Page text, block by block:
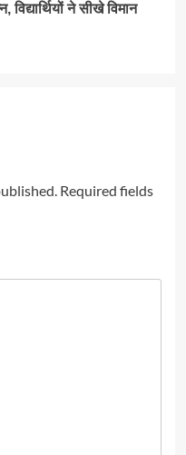
ने सीखे विमान
Required fields